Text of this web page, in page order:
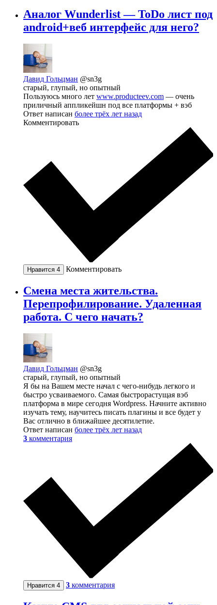
Аналог Wunderlist — ToDo лист под
android+веб интерфейс для него?
Давид Гольцман @sn3g
старый, глупый, но опытный
Пользуюсь много лет www.producteev.com — очень
приличный аппликейшн под все платформы + вэб
Ответ написан более трёх лет назад
Комментировать
Нравится 4 Комментировать
Смена места жительства.
Перепрофилирование. Удаленная
работа. С чего начать?
Давид Гольцман @sn3g
старый, глупый, но опытный
Я бы на Вашем месте начал с чего-нибудь легкого и
быстро усваиваемого. Самая быстрорастущая вэб
платформа в мире сегодня Wordpress. Начните активно
изучать тему, научитесь писать плагины и все будет у
Вас отлично в ближайшее десятилетие.
Ответ написан более трёх лет назад
3 комментария
Нравится 4 3 комментария